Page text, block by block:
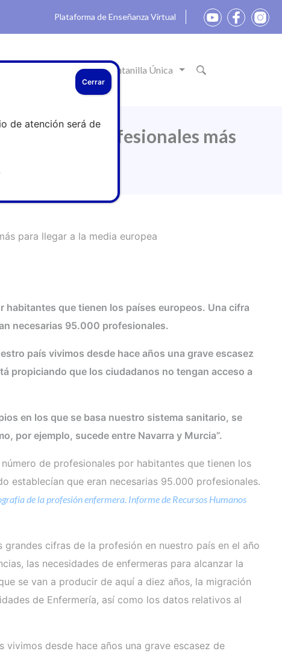
Plataforma de Enseñanza Virtual
Actualidad Ventanilla Única
123.000 profesionales más
para llegar a la media europea
habitantes que tienen los países europeos. Una cifra
necesarias 95.000 profesionales.
país vivimos desde hace años una grave escasez
propiciando que los ciudadanos no tengan acceso a
en los que se basa nuestro sistema sanitario, se
por ejemplo, sucede entre Navarra y Murcia”.
de profesionales por habitantes que tienen los
establecían que eran necesarias 95.000 profesionales.
de la profesión enfermera. Informe de Recursos Humanos
cifras de la profesión en nuestro país en el año
las necesidades de enfermeras para alcanzar la
se van a producir de aquí a diez años, la migración
de Enfermería, así como los datos relativos al
vivimos desde hace años una grave escasez de
de atención será de
Cerrar